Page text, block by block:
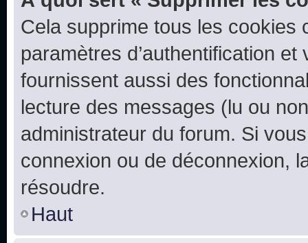
Cela supprime tous les cookies
paramètres d’authentification
fournissent aussi des
lecture des messages (lu ou
administrateur du forum. Si
connexion ou de déconnexion,
résoudre.
Haut